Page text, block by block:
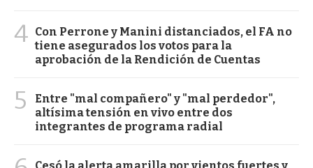
4 Con Perrone y Manini distanciados, el FA no
tiene asegurados los votos para la
aprobación de la Rendición de Cuentas
5
Entre "mal compañero" y "mal perdedor",
altísima tensión en vivo entre dos
integrantes de programa radial